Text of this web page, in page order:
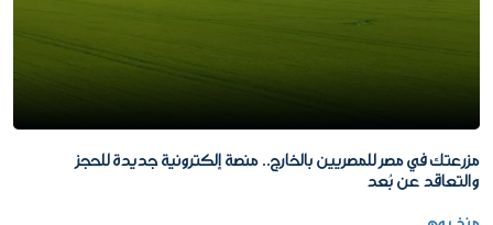
مزرعتك في مصر للمصريين بالخارج.. منصة إلكترونية جديدة للحجز
والتعاقد عن بُعد